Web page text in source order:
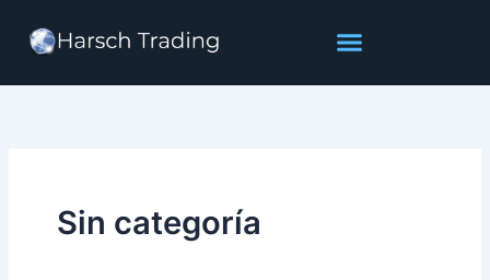
Sin categoría